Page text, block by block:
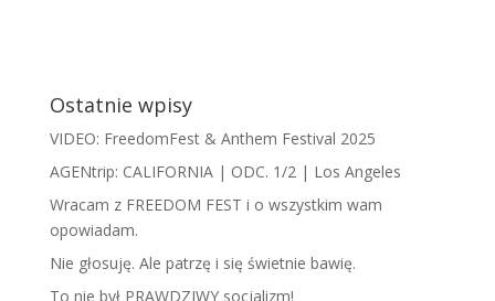
Ostatnie wpisy
VIDEO: FreedomFest & Anthem Festival 2025
AGENtrip: CALIFORNIA | ODC. 1/2 | Los Angeles
Wracam z FREEDOM FEST i o wszystkim wam
opowiadam.
​N​ie głosuję. Ale patrzę i się świetnie bawię.
To nie był PRAWDZIWY socjalizm!